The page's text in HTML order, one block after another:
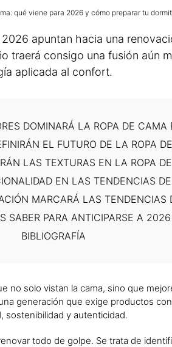
qué viene para 2026 y cómo preparar tu
2026 apuntan hacia una
traerá consigo una fusión aún
aplicada al confort.
DOMINARÁ LA ROPA DE
EL FUTURO DE LA ROPA
LAS TEXTURAS EN LA ROPA
EN LAS TENDENCIAS
MARCARÁ LAS TENDENCIAS
SABER PARA ANTICIPARSE A 2026
BIBLIOGRAFÍA
no solo vistan la cama, sino que
generación que exige productos
sostenibilidad y autenticidad.
todo de golpe. Se trata de